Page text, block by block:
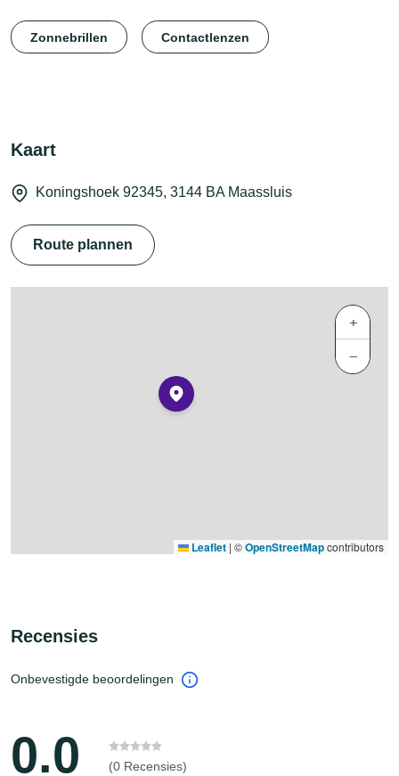
Zonnebrillen Contactlenzen
Kaart
Koningshoek 92345, 3144 BA Maassluis
Route plannen
+
−
Leaflet | ©OpenStreetMapcontributors
Recensies
Onbevestigde beoordelingen
0.0 (0 Recensies)